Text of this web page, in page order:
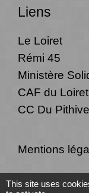
Liens
Le Loiret
Rémi 45
Ministère
CAF du Loiret
CC Du
Mentions
Politique de
This site uses